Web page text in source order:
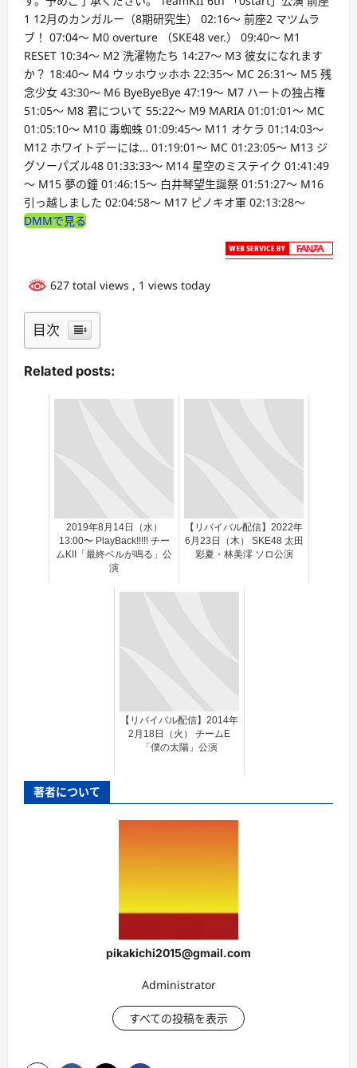
1 12月のカンガルー（8期研究生） 02:16～ 前座2 マツムラ
ブ！ 07:04～ M0 overture （SKE48 ver.） 09:40～ M1
RESET 10:34～ M2 洗濯物たち 14:27～ M3 彼女になれます
か？ 18:40～ M4 ウッホウッホホ 22:35～ MC 26:31～ M5 残
念少女 43:30～ M6 ByeByeBye 47:19～ M7 ハートの独占権
51:05～ M8 君について 55:22～ M9 MARIA 01:01:01～ MC
01:05:10～ M10 毒蜘蛛 01:09:45～ M11 オケラ 01:14:03～
M12 ホワイトデーには… 01:19:01～ MC 01:23:05～ M13 ジ
グソーパズル48 01:33:33～ M14 星空のミステイク 01:41:49
～ M15 夢の鐘 01:46:15～ 白井琴望生誕祭 01:51:27～ M16
引っ越しました 02:04:58～ M17 ピノキオ軍 02:13:28～
DMMで見る
627 total views , 1 views today
目次
Related posts:
2019年8月14日（水）
13:00〜 PlayBack!!!!! チー
ムKII「最終ベルが鳴る」公
演
【リバイバル配信】2022年
6月23日（木） SKE48 太田
彩夏・林美澪 ソロ公演
【リバイバル配信】2014年
2月18日（火） チームE
「僕の太陽」公演
著者について
pikakichi2015@gmail.com
Administrator
すべての投稿を表示